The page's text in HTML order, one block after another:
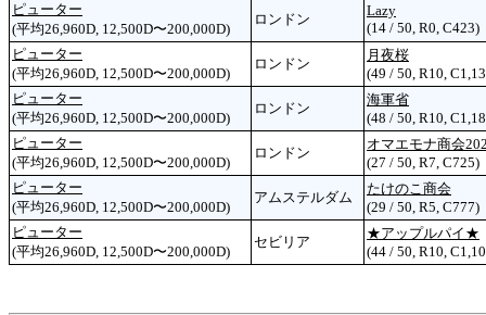
ピューター
(平均26,960D, 12,500D〜200,000D)
ロンドン
Lazy
(14 / 50, R0, C423)
ピューター
(平均26,960D, 12,500D〜200,000D)
ロンドン
月夜桜
(49 / 50, R10,
ピューター
(平均26,960D, 12,500D〜200,000D)
ロンドン
海軍省
(48 / 50, R10,
ピューター
(平均26,960D, 12,500D〜200,000D)
ロンドン
オマエモナ商会
(27 / 50, R7, C725)
ピューター
(平均26,960D, 12,500D〜200,000D)
アムステルダム
たけのこ商会
(29 / 50, R5, C777)
ピューター
(平均26,960D, 12,500D〜200,000D)
セビリア
★アップルパイ★
(44 / 50, R10,